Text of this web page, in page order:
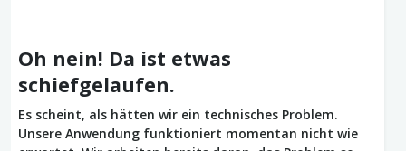
Oh nein! Da ist etwas
schiefgelaufen.
Es scheint, als hätten wir ein technisches Problem.
Unsere Anwendung funktioniert momentan nicht wie